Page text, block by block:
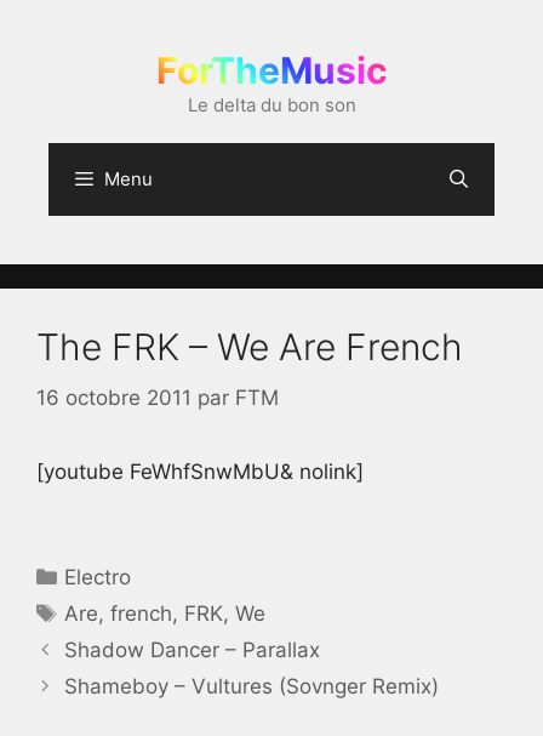
ForTheMusic
Le delta du bon son
Menu
The FRK – We Are French
16 octobre 2011 par FTM
[youtube FeWhfSnwMbU& nolink]
Catégories
Electro
Étiquettes
Are,french, FRK,We
Shadow Dancer – Parallax
Shameboy – Vultures (Sovnger Remix)